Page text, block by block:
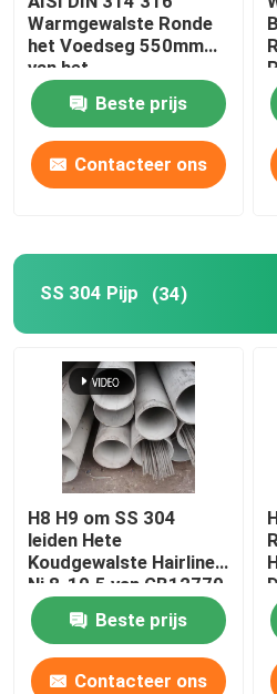
Het Blad van de koperplaat
Koolstofstaalblad
Warmgewalste Ronde
het Voedseg 550mm
van het
Staalbuizenstelsel
Beste prijs
Contacteer ons
SS 304 Pijp (34)
H8 H9 om SS 304
leiden Hete
Koudgewalste Hairline
Ni 8-10.5 van GB12770
door buizen
Beste prijs
Contacteer ons